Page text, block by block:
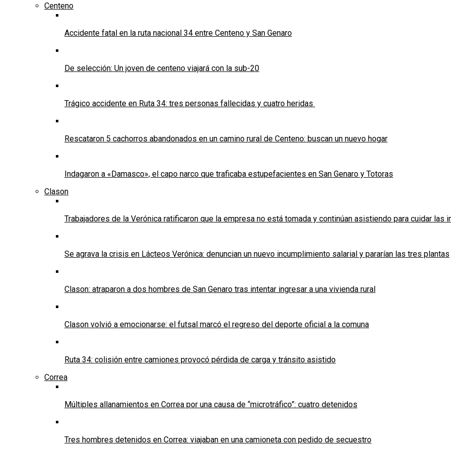
Centeno
Accidente fatal en la ruta nacional 34 entre Centeno y San Genaro
De selección: Un joven de centeno viajará con la sub-20
Trágico accidente en Ruta 34: tres personas fallecidas y cuatro heridas
Rescataron 5 cachorros abandonados en un camino rural de Centeno: buscan un nuevo hogar
Indagaron a «Damasco», el capo narco que traficaba estupefacientes en San Genaro y Totoras
Clason
Trabajadores de la Verónica ratificaron que la empresa no está tomada y continúan asistiendo para cuidar las
Se agrava la crisis en Lácteos Verónica: denuncian un nuevo incumplimiento salarial y pararían las tres plantas
Clason: atraparon a dos hombres de San Genaro tras intentar ingresar a una vivienda rural
Clason volvió a emocionarse: el futsal marcó el regreso del deporte oficial a la comuna
Ruta 34: colisión entre camiones provocó pérdida de carga y tránsito asistido
Correa
Múltiples allanamientos en Correa por una causa de “microtráfico”: cuatro detenidos
Tres hombres detenidos en Correa: viajaban en una camioneta con pedido de secuestro